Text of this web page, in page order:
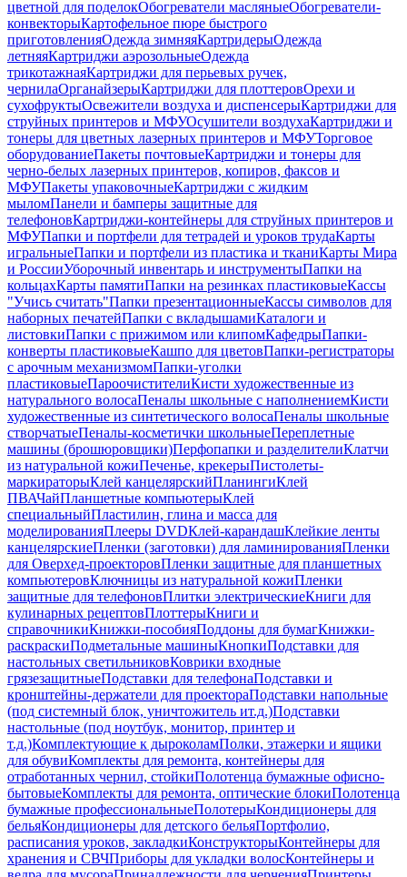
цветной для поделокОбогреватели масляныеОбогреватели-
конвекторыКартофельное пюре быстрого
приготовленияОдежда зимняяКартридерыОдежда
летняяКартриджи аэрозольныеОдежда
трикотажнаяКартриджи для перьевых ручек,
чернилаОрганайзерыКартриджи для плоттеровОрехи и
сухофруктыОсвежители воздуха и диспенсерыКартриджи для
струйных принтеров и МФУОсушители воздухаКартриджи и
тонеры для цветных лазерных принтеров и МФУТорговое
оборудованиеПакеты почтовыеКартриджи и тонеры для
черно-белых лазерных принтеров, копиров, факсов и
МФУПакеты упаковочныеКартриджи с жидким
мыломПанели и бамперы защитные для
телефоновКартриджи-контейнеры для струйных принтеров и
МФУПапки и портфели для тетрадей и уроков трудаКарты
игральныеПапки и портфели из пластика и тканиКарты Мира
и РоссииУборочный инвентарь и инструментыПапки на
кольцахКарты памятиПапки на резинках пластиковыеКассы
"Учись считать"Папки презентационныеКассы символов для
наборных печатейПапки с вкладышамиКаталоги и
листовкиПапки с прижимом или клипомКафедрыПапки-
конверты пластиковыеКашпо для цветовПапки-регистраторы
с арочным механизмомПапки-уголки
пластиковыеПароочистителиКисти художественные из
натурального волосаПеналы школьные с наполнениемКисти
художественные из синтетического волосаПеналы школьные
створчатыеПеналы-косметички школьныеПереплетные
машины (брошюровщики)Перфопапки и разделителиКлатчи
из натуральной кожиПеченье, крекерыПистолеты-
маркираторыКлей канцелярскийПланингиКлей
ПВАЧайПланшетные компьютерыКлей
специальныйПластилин, глина и масса для
моделированияПлееры DVDКлей-карандашКлейкие ленты
канцелярскиеПленки (заготовки) для ламинированияПленки
для Оверхед-проекторовПленки защитные для планшетных
компьютеровКлючницы из натуральной кожиПленки
защитные для телефоновПлитки электрическиеКниги для
кулинарных рецептовПлоттерыКниги и
справочникиКнижки-пособияПоддоны для бумагКнижки-
раскраскиПодметальные машиныКнопкиПодставки для
настольных светильниковКоврики входные
грязезащитныеПодставки для телефонаПодставки и
кронштейны-держатели для проектораПодставки напольные
(под системный блок, уничтожитель ит.д.)Подставки
настольные (под ноутбук, монитор, принтер и
т.д.)Комплектующие к дыроколамПолки, этажерки и ящики
для обувиКомплекты для ремонта, контейнеры для
отработанных чернил, стойкиПолотенца бумажные офисно-
бытовыеКомплекты для ремонта, оптические блокиПолотенца
бумажные профессиональныеПолотерыКондиционеры для
бельяКондиционеры для детского бельяПортфолио,
расписания уроков, закладкиКонструкторыКонтейнеры для
хранения и СВЧПриборы для укладки волосКонтейнеры и